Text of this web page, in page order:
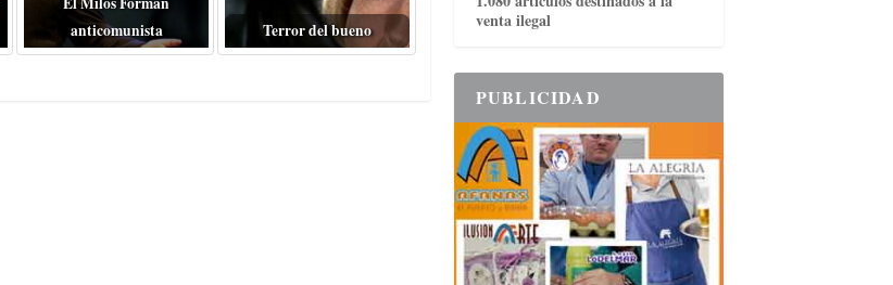
anticomunista
Terror del bueno
venta ilegal
PUBLICIDAD